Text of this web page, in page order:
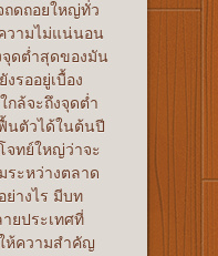
ถดถอยใหญ่ทั่ว
วามไม่แน่นอน
จุดต่ำสุดของมัน
รออยู่เบื้อง
กล้จะถึงจุดต่ำ
นตัวได้ในต้นปี
จทย์ใหญ่ว่าจะ
ระหว่างตลาด
ย่างไร มีบท
ยประเทศที่
ห้ความสำคัญ